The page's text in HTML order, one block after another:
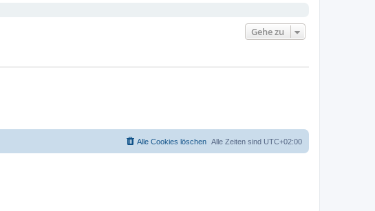
Gehe zu
Alle Zeiten sind UTC+02:00
Alle Cookies löschen